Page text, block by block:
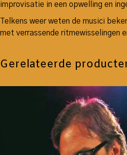
improvisatie in een opwelling en
Telkens weer weten de musici
met verrassende ritmewisselingen
Gerelateerde